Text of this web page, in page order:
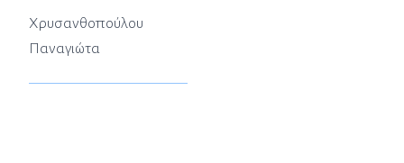
Χρυσανθοπούλου
Παναγιώτα